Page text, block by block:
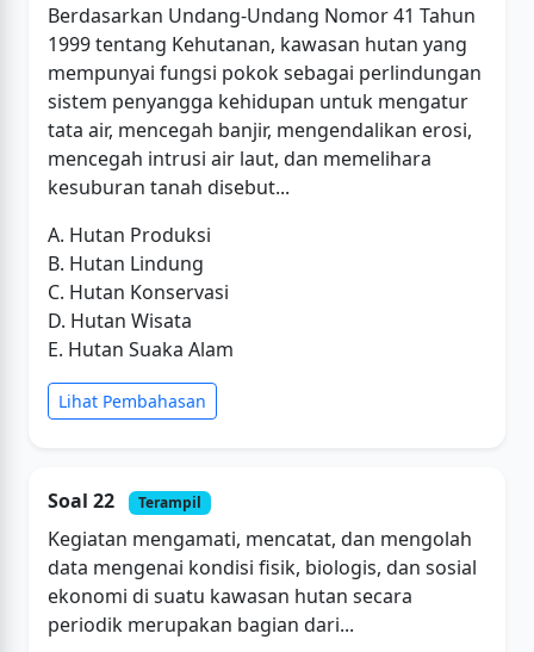
Berdasarkan Undang-Undang Nomor 41 Tahun
1999 tentang Kehutanan, kawasan hutan yang
mempunyai fungsi pokok sebagai perlindungan
sistem penyangga kehidupan untuk mengatur
tata air, mencegah banjir, mengendalikan erosi,
mencegah intrusi air laut, dan memelihara
kesuburan tanah disebut...
A. Hutan Produksi
B. Hutan Lindung
C. Hutan Konservasi
D. Hutan Wisata
E. Hutan Suaka Alam
Lihat Pembahasan
Soal 22 Terampil
Kegiatan mengamati, mencatat, dan mengolah
data mengenai kondisi fisik, biologis, dan sosial
ekonomi di suatu kawasan hutan secara
periodik merupakan bagian dari...